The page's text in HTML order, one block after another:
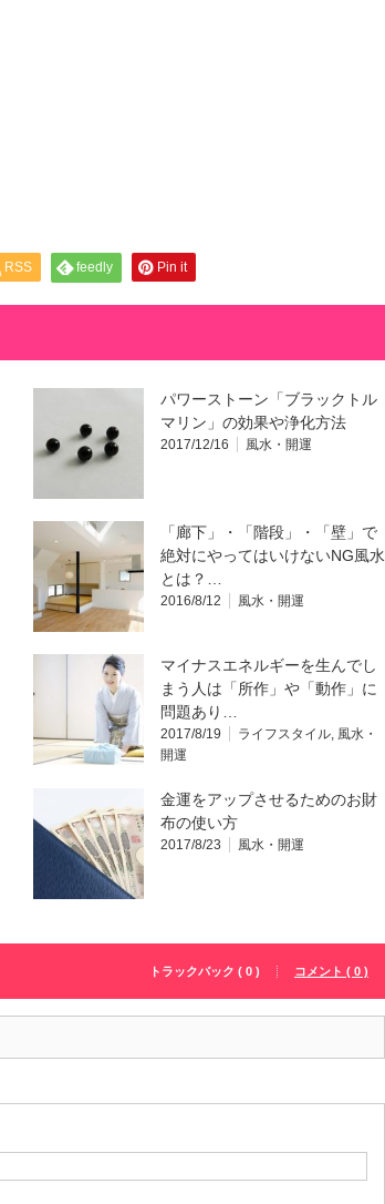
RSS feedly Pin it
パワーストーン「ブラックトル
マリン」の効果や浄化方法
2017/12/16 風水・開運
「廊下」・「階段」・「壁」で
絶対にやってはいけないNG風水
とは？…
2016/8/12 風水・開運
マイナスエネルギーを生んでし
まう人は「所作」や「動作」に
問題あり…
2017/8/19 ライフスタイル 風水・
開運
金運をアップさせるためのお財
布の使い方
2017/8/23 風水・開運
トラックバック ( 0 ) コメント ( 0 )